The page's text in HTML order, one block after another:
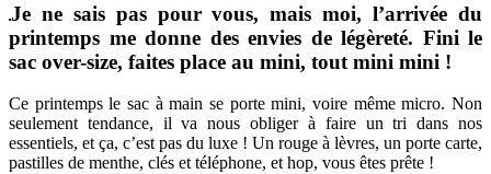
Je ne sais pas pour vous, mais moi, l’arrivée du
printemps me donne des envies de légèreté. Fini le
sac over-size, faites place au mini, tout mini mini !
Ce printemps le sac à main se porte mini, voire même micro. Non
seulement tendance, il va nous obliger à faire un tri dans nos
essentiels, et ça, c’est pas du luxe ! Un rouge à lèvres, un porte carte,
pastilles de menthe, clés et téléphone, et hop, vous êtes prête !